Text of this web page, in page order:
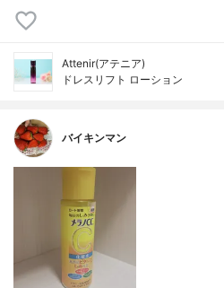
Attenir(アテニア)
ドレスリフト ローション
バイキンマン